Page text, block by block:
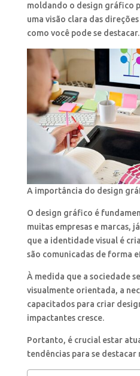
moldando o design gráfico
uma visão clara das
como você pode se destacar.
A importância do design
O design gráfico é
muitas empresas e marcas,
que a identidade visual é
são comunicadas de forma
À medida que a sociedade
visualmente orientada, a
capacitados para criar
impactantes cresce.
Portanto, é crucial estar
tendências para se